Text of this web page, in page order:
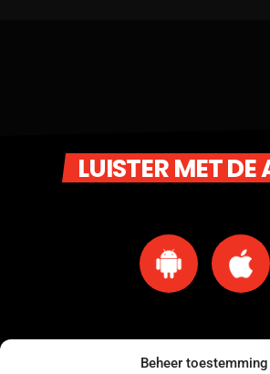
Beheer toestemming
LUISTER MET DE